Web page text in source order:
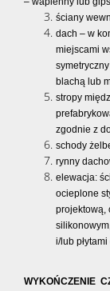
ściany
dach – w
miejscami
blachą lub
stropy
zgodnie z
schody
rynny
elewacja:
ocieplone
projektową,
i/lub
WYKOŃCZENIE